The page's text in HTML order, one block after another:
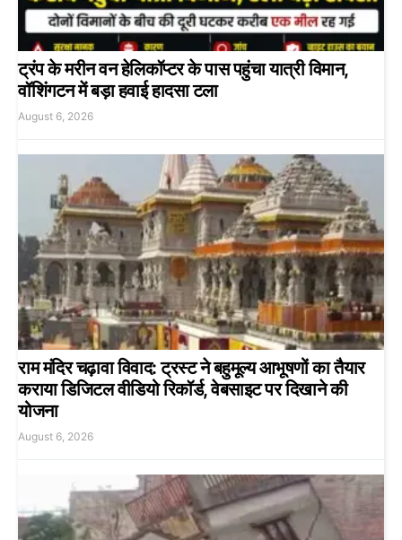
ट्रंप के मरीन वन हेलिकॉप्टर के पास पहुंचा यात्री विमान,
वॉशिंगटन में बड़ा हवाई हादसा टला
August 6, 2026
राम मंदिर चढ़ावा विवाद: ट्रस्ट ने बहुमूल्य आभूषणों का तैयार
कराया डिजिटल वीडियो रिकॉर्ड, वेबसाइट पर दिखाने की
योजना
August 6, 2026